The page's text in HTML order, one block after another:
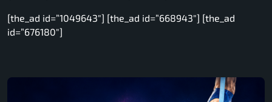
[the_ad id=”1049643″] [the_ad id=”668943″] [the_ad
id=”676180″]